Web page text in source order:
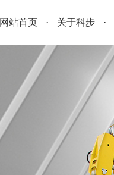
网站首页 关于科步